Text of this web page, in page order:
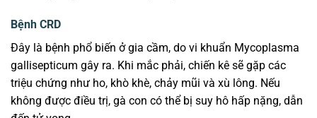
Bệnh CRD
Đây là bệnh phổ biến ở gia cầm, do vi khuẩn Mycoplasma
gallisepticum gây ra. Khi mắc phải, chiến kê sẽ gặp các
triệu chứng như ho, khò khè, chảy mũi và xù lông. Nếu
không được điều trị, gà con có thể bị suy hô hấp nặng, dẫn